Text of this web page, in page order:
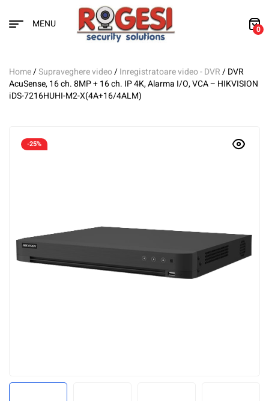
MENU 0
Home/Supraveghere video/Inregistratoare video - DVR/ DVR
AcuSense, 16 ch. 8MP + 16 ch. IP 4K, Alarma I/O, VCA – HIKVISION
iDS-7216HUHI-M2-X(4A+16/4ALM)
-25%